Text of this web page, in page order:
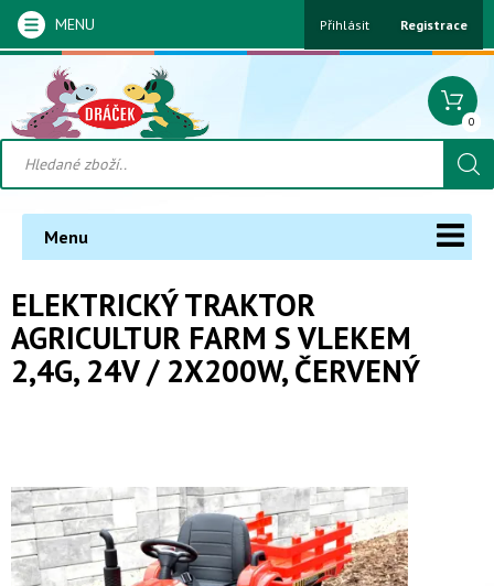
MENU Přihlásit Registrace
0
Menu
ELEKTRICKÝ TRAKTOR
AGRICULTUR FARM S VLEKEM
2,4G, 24V / 2X200W, ČERVENÝ